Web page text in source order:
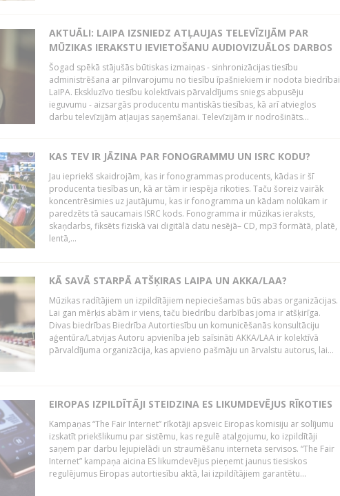
AKTUĀLI: LAIPA IZSNIEDZ ATĻAUJAS TELEVĪZIJĀM PAR
MŪZIKAS IERAKSTU IEVIETOŠANU AUDIOVIZUĀLOS DARBOS
Šogad spēkā stājušās būtiskas izmaiņas - sinhronizācijas tiesību
administrēšana ar pilnvarojumu no tiesību īpašniekiem ir nodota biedrībai
LaIPA. Ekskluzīvo tiesību kolektīvais pārvaldījums sniegs abpusēju
ieguvumu - aizsargās producentu mantiskās tiesības, kā arī atvieglos
darbu televīzijām atļaujas saņemšanai. Televīzijām ir nodrošināts...
KAS TEV IR JĀZINA PAR FONOGRAMMU UN ISRC KODU?
Jau iepriekš skaidrojām, kas ir fonogrammas producents, kādas ir šī
producenta tiesības un, kā ar tām ir iespēja rikoties. Taču šoreiz vairāk
koncentrēsimies uz jautājumu, kas ir fonogramma un kādam nolūkam ir
paredzēts tā saucamais ISRC kods. Fonogramma ir mūzikas ieraksts,
skaņdarbs, fiksēts fiziskā vai digitālā datu nesējā– CD, mp3 formātā, platē,
lentā,...
KĀ SAVĀ STARPĀ ATŠĶIRAS LAIPA UN AKKA/LAA?
Mūzikas radītājiem un izpildītājiem nepieciešamas būs abas organizācijas.
Lai gan mērķis abām ir viens, taču biedrību darbības joma ir atšķirīga.
Divas biedrības Biedrība Autortiesību un komunicēšanās konsultāciju
aģentūra/Latvijas Autoru apvienība jeb saīsināti AKKA/LAA ir kolektīvā
pārvaldījuma organizācija, kas apvieno pašmāju un ārvalstu autorus, lai...
EIROPAS IZPILDĪTĀJI STEIDZINA ES LIKUMDEVĒJUS RĪKOTIES
Kampaņas “The Fair Internet” rīkotāji apsveic Eiropas komisiju ar solījumu
izskatīt priekšlikumu par sistēmu, kas regulē atalgojumu, ko izpildītāji
saņem par darbu lejupielādi un straumēšanu interneta servisos. “The Fair
Internet” kampaņa aicina ES likumdevējus pieņemt jaunus tiesiskos
regulējumus Eiropas autortiesību aktā, lai izpildītājiem garantētu...